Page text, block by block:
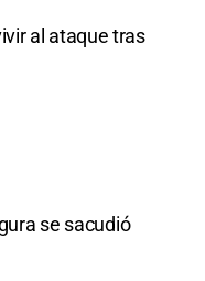
al ataque tras
se sacudió